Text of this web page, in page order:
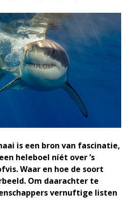
is een bron van fascinatie,
heleboel níét over ’s
Waar en hoe de soort
Om daarachter te
vernuftige listen